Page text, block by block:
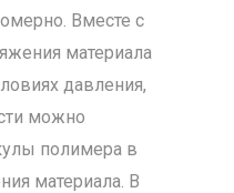
Вместе с
материала
давления,
можно
полимера в
материала. В